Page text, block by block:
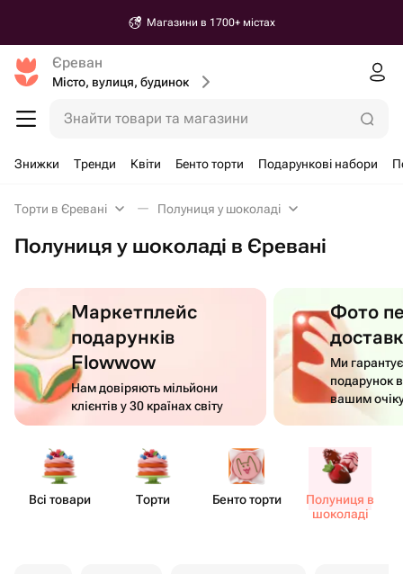
Магазини в 1700+ містах
Єреван
Місто, вулиця, будинок
Знайти товари та магазини
Знижки Тренди Квіти Бенто торти Подарункові набори
Торти в Єревані Полуниця у шоколаді
Полуниця у шоколаді в Єревані
Маркетплейс
подарунків
Flowwow
Нам довіряють мільйони
клієнтів у 30 країнах світу
Фото
Ми
подарунок
вашим
Всі товари Торти Бенто торти
Полуниця в
шоколаді